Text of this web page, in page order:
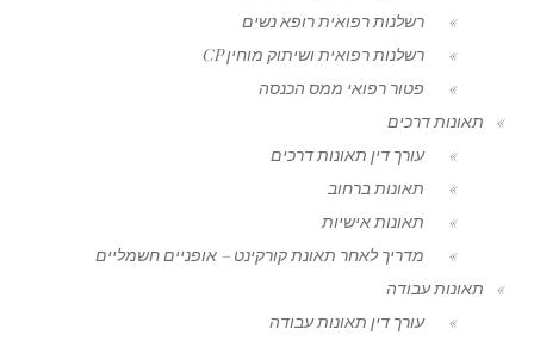
רשלנות רפואית רופא נשים
רשלנות רפואית ושיתוק מוחין CP
פטור רפואי ממס הכנסה
תאונות דרכים
עורך דין תאונות דרכים
תאונות ברחוב
תאונות אישיות
מדריך לאחר תאונת קורקינט – אופניים חשמליים
תאונות עבודה
עורך דין תאונות עבודה